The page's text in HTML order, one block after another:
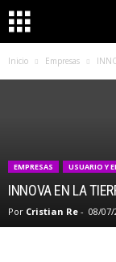
Inicio Empresas
EMPRESAS USUARIO Y
INNOVA EN LA
Por Cristian Re - 08/07/